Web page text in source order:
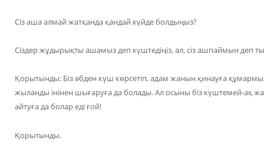
Сіз аша алмай жатқанда қандай күйде болдыңыз?
Сіздер жұдырықты ашамыз деп күштедіңіз, ал, сіз ашпаймын деп
Қорытынды: Біз әбден күш көрсетіп, адам жанын қинауға
жыланды інінен шығаруға да болады. Ал осыны біз күштемей-ақ
айтуға да болар еді ғой!
Қорытынды.